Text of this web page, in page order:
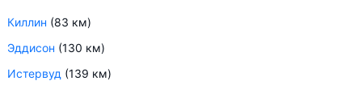
Киллин (83 км)
Эддисон (130 км)
Истервуд (139 км)